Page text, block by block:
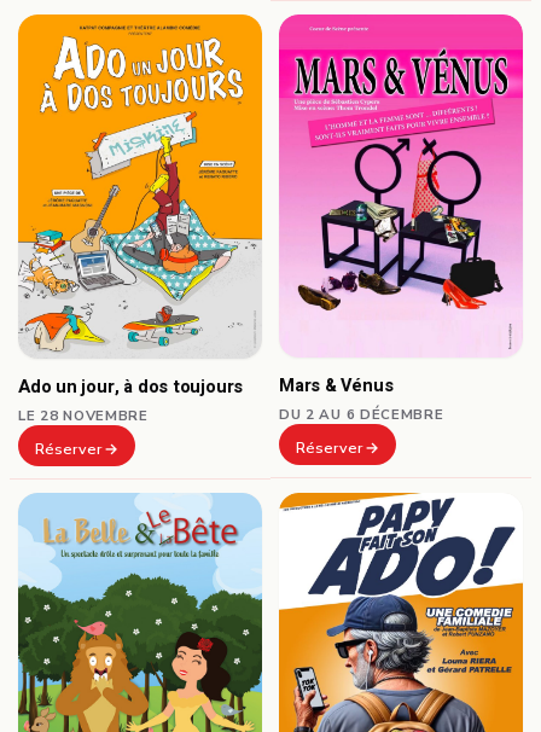
Ado un jour, à dos toujours
LE 28 NOVEMBRE
Réserver
Mars & Vénus
DU 2 AU 6 DÉCEMBRE
Réserver